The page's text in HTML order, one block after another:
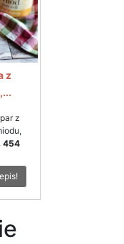
z
z
454